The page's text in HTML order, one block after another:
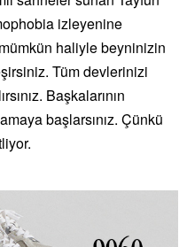
izleyenine
haliyle beyninizin
Tüm devlerinizi
Başkalarının
başlarsınız. Çünkü